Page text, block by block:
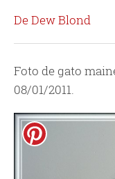
De Dew Blond
Foto de gato
08/01/2011.